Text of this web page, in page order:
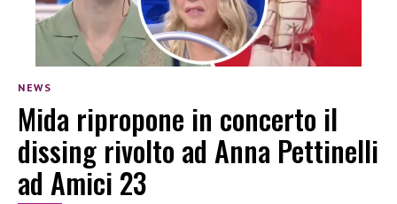
NEWS
Mida ripropone in concerto il
dissing rivolto ad Anna Pettinelli
ad Amici 23